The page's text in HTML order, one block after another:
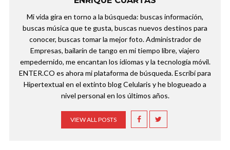
Mi vida gira en torno a la búsqueda: buscas información,
buscas música que te gusta, buscas nuevos destinos para
conocer, buscas tomar la mejor foto. Administrador de
Empresas, bailarín de tango en mi tiempo libre, viajero
empedernido, me encantan los idiomas y la tecnología móvil.
ENTER.CO es ahora mi plataforma de búsqueda. Escribí para
Hipertextual en el extinto blog Celularis y he blogueado a
nivel personal en los últimos años.
VIEW ALL POSTS